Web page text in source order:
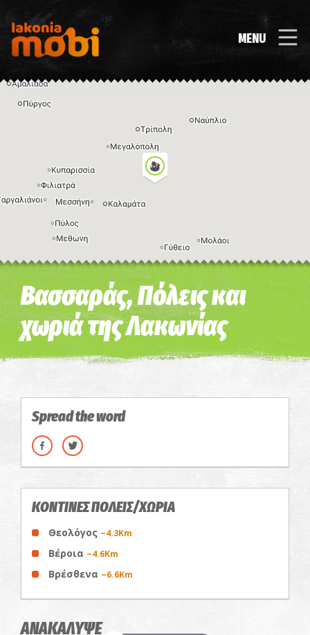
MENU
Η εικόνα ενδέχεται να υπόκειται σε πνευματικά δικαιώματα Όροι
Βασσαράς, Πόλεις και
χωριά της Λακωνίας
Spread the word
ΚΟΝΤΙΝΕΣ ΠΟΛΕΙΣ/ΧΩΡΙΑ
Θεολόγος ~4.3Km
Βέροια ~4.6Km
Βρέσθενα ~6.6Km
ΑΝΑΚΑΛΥΨΕ